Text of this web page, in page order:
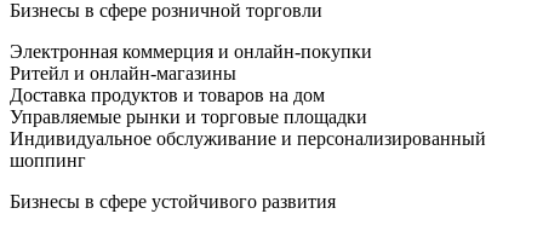
Бизнесы в сфере розничной торговли
Электронная коммерция и онлайн-покупки
Ритейл и онлайн-магазины
Доставка продуктов и товаров на дом
Управляемые рынки и торговые площадки
Индивидуальное обслуживание и персонализированный
шоппинг
Бизнесы в сфере устойчивого развития